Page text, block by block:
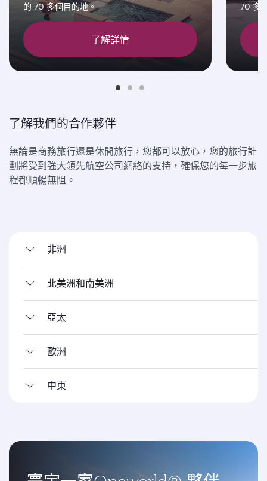
的 70 多個目的地。
了解詳情
70 多
了解我們的合作夥伴
無論是商務旅行還是休閒旅行，您都可以放心，您的旅行計
劃將受到強大領先航空公司網絡的支持，確保您的每一步旅
程都順暢無阻。
非洲
北美洲和南美洲
亞太
歐洲
中東